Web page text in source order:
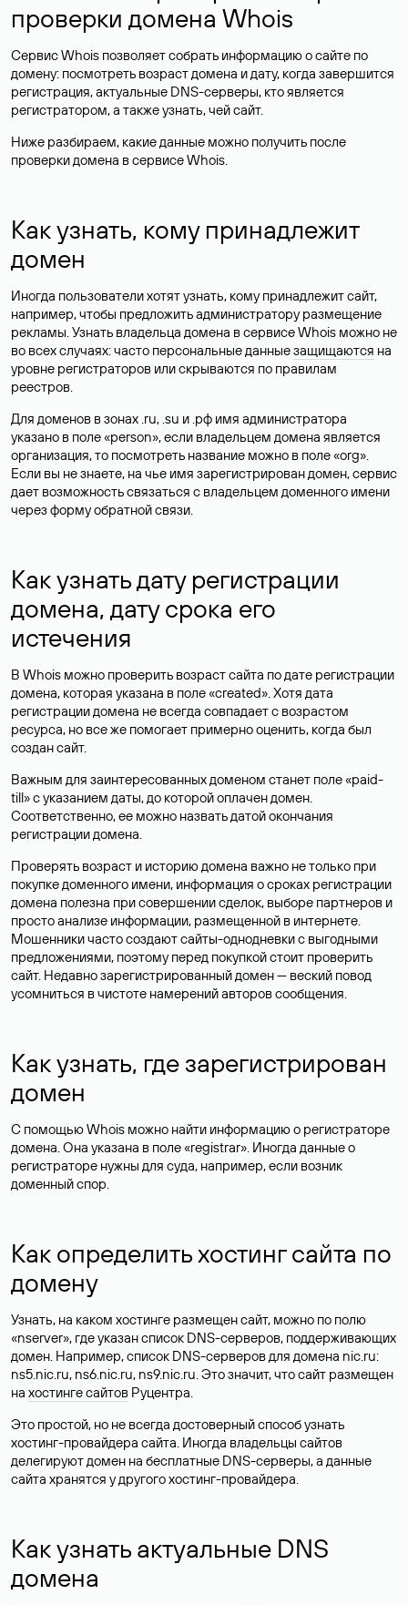
проверки домена Whois
Сервис Whois позволяет собрать информацию о сайте по
домену: посмотреть возраст домена и дату, когда завершится
регистрация, актуальные DNS-серверы, кто является
регистратором, а также узнать, чей сайт.
Ниже разбираем, какие данные можно получить после
проверки домена в сервисе Whois.
Как узнать, кому принадлежит
домен
Иногда пользователи хотят узнать, кому принадлежит сайт,
например, чтобы предложить администратору размещение
рекламы. Узнать владельца домена в сервисе Whois можно не
во всех случаях: часто персональные данныезащищаются на
уровне регистраторов или скрываются по правилам
реестров.
Для доменов в зонах .ru, .su и .рф имя администратора
указано в поле «person», если владельцем домена является
организация, то посмотреть название можно в поле «org».
Если вы не знаете, на чье имя зарегистрирован домен, сервис
дает возможность связаться с владельцем доменного имени
через форму обратной связи.
Как узнать дату регистрации
домена, дату срока его
истечения
В Whois можно проверить возраст сайта по дате регистрации
домена, которая указана в поле «created». Хотя дата
регистрации домена не всегда совпадает с возрастом
ресурса, но все же помогает примерно оценить, когда был
создан сайт.
Важным для заинтересованных доменом станет поле «paid-
till» с указанием даты, до которой оплачен домен.
Соответственно, ее можно назвать датой окончания
регистрации домена.
Проверять возраст и историю домена важно не только при
покупке доменного имени, информация о сроках регистрации
домена полезна при совершении сделок, выборе партнеров и
просто анализе информации, размещенной в интернете.
Мошенники часто создают сайты-однодневки с выгодными
предложениями, поэтому перед покупкой стоит проверить
сайт. Недавно зарегистрированный домен — веский повод
усомниться в чистоте намерений авторов сообщения.
Как узнать, где зарегистрирован
домен
С помощью Whois можно найти информацию о регистраторе
домена. Она указана в поле «registrar». Иногда данные о
регистраторе нужны для суда, например, если возник
доменный спор.
Как определить хостинг сайта по
домену
Узнать, на каком хостинге размещен сайт, можно по полю
«nserver», где указан список DNS-серверов, поддерживающих
домен. Например, список DNS-серверов для домена nic.ru:
ns5.nic.ru, ns6.nic.ru, ns9.nic.ru. Это значит, что сайт размещен
на хостинге сайтов Руцентра.
Это простой, но не всегда достоверный способ узнать
хостинг-провайдера сайта. Иногда владельцы сайтов
делегируют домен на бесплатные DNS-серверы, а данные
сайта хранятся у другого хостинг-провайдера.
Как узнать актуальные DNS
домена